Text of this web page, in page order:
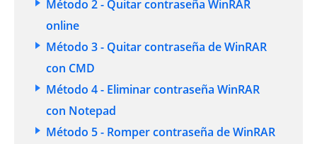
Método 2 - Quitar contraseña WinRAR
online
Método 3 - Quitar contraseña de WinRAR
con CMD
Método 4 - Eliminar contraseña WinRAR
con Notepad
Método 5 - Romper contraseña de WinRAR